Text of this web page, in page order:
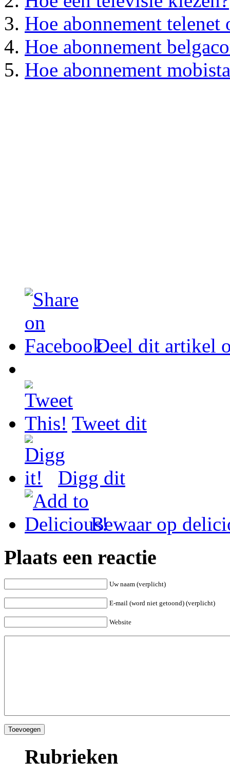
Hoe abonnement telenet
Hoe abonnement
Hoe abonnement
Deel dit artikel
Tweet dit
Digg dit
Bewaar op
Plaats een reactie
Uw naam (verplicht)
E-mail (word niet getoond) (verplicht)
Website
Rubrieken